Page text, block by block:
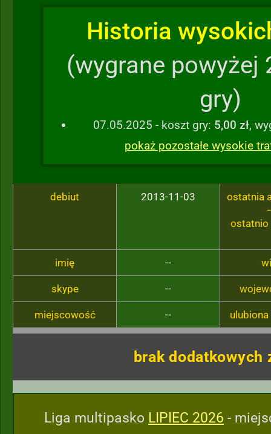
Historia
(wygrane powyżej
gry)
07.05.2025 - koszt gry: 5,00 zł,
pokaż pozostałe wysokie
debiut 2013-11-03
ostatnia
ostatnio
imię --
skype --
miejscowość --
brak dodatkowych
Liga multipasko LIPIEC 2026 -